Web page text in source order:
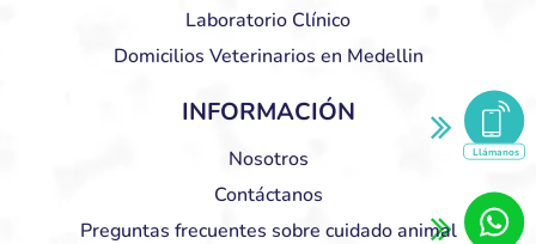
Laboratorio Clínico
Domicilios Veterinarios en Medellin
INFORMACIÓN
Nosotros
Contáctanos
Preguntas frecuentes sobre cuidado animal
Llámanos